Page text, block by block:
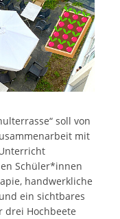
soll von
mit
Schüler*innen
handwerkliche
ein sichtbares
drei Hochbeete